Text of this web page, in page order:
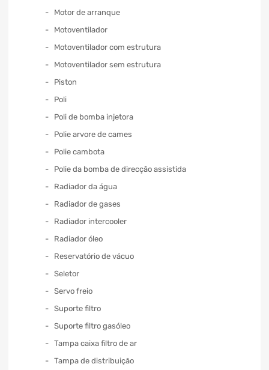
Motor de arranque
Motoventilador
Motoventilador com estrutura
Motoventilador sem estrutura
Piston
Poli
Poli de bomba injetora
Polie arvore de cames
Polie cambota
Polie da bomba de direcção assistida
Radiador da água
Radiador de gases
Radiador intercooler
Radiador óleo
Reservatório de vácuo
Seletor
Servo freio
Suporte filtro
Suporte filtro gasóleo
Tampa caixa filtro de ar
Tampa de distribuição